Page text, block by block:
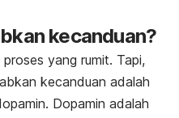
kecanduan?
yang rumit. Tapi,
kecanduan adalah
Dopamin adalah